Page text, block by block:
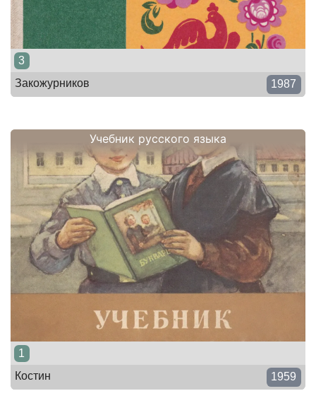
3
Закожурников
1987
Учебник русского языка
1
Костин
1959